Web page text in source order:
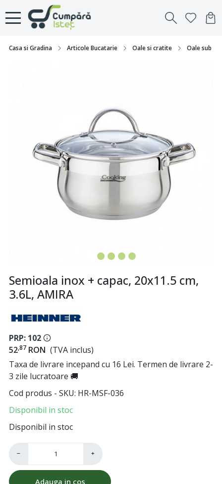
Casa si Gradina Articole Bucatarie Oale si cratite Oale sub
Semioala inox + capac, 20x11.5 cm,
3.6L, AMIRA
PRP: 102
52,87 RON (TVA inclus)
Taxa de livrare incepand cu 16 Lei. Termen de livrare 2-
3 zile lucratoare 🚚
Cod produs - SKU HR-MSF-036
Disponibil in stoc
Disponibil in stoc
− +
Adauga in cos